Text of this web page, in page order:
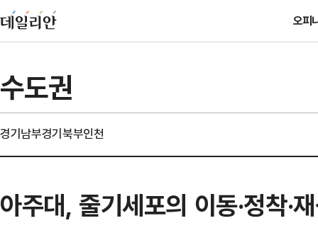
오피
수도권
경기남부경기북부인천
아주대, 줄기세포의 이동·정착·